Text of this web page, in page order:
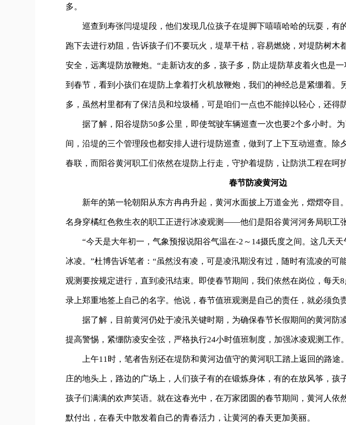
多。
巡查到寿张闫堤堤段，他们发现几位孩子在堤脚下嘻嘻哈哈的玩耍，有
跑下去进行劝阻，告诉孩子们不要玩火，堤草干枯，容易燃烧，对堤防树木
安全，远离堤防放鞭炮。 “走新访友的多，孩子多，防止堤防草皮着火也是
到春节，看到小孩们在堤防上拿着打火机放鞭炮，我们的神经总是紧绷着。
多，虽然村里都有了保洁员和垃圾桶，可是咱们一点也不能掉以轻心，还得
据了解，阳谷堤防50多公里，即使驾驶车辆巡查一次也要2个多小时。为
间，沿堤的三个管理段也都安排人进行堤防巡查，做到了上下互动巡查。除
春联，而阳谷黄河职工们依然在堤防上行走，守护着堤防，让防洪工程在呵
春节防凌黄河边
新年的第一轮朝阳从东方冉冉升起，黄河水面披上万道金光，熠熠夺目
名身穿橘红色救生衣的职工正进行冰凌观测——他们是阳谷黄河河务局职工
“今天是大年初一，气象预报说阳谷气温在-2～14摄氏度之间。这几天天
冰凌。”杜博告诉笔者：“虽然没有凌，可是凌汛期没有过，随时有流凌的可
观测要按规定进行，直到凌汛结束。即使春节期间，我们依然在岗位，每天
录上郑重地签上自己的名字。他说，春节值班观测是自己的责任，就必须负责
据了解，目前黄河仍处于凌汛关键时期，为确保春节长假期间的黄河防
提高警惕，紧绷防凌安全弦，严格执行24小时值班制度，加强冰凌观测工作。
上午11时，笔者告别还在堤防和黄河边值守的黄河职工踏上返回的路途
庄的地头上，路边的广场上，人们孩子有的在锻炼身体，有的在放风筝，孩
孩子们满满的欢声笑语。就在这春光中，在万家团圆的春节期间，黄河人依
默付出，在春天中散发着自己的青春活力，让黄河的春天更加美丽。